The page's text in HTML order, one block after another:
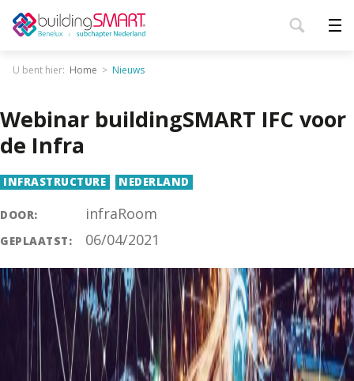
U bent hier: Home Nieuws
Webinar buildingSMART IFC voor
de Infra
INFRASTRUCTURE NEDERLAND
DOOR: infraRoom
GEPLAATST: 06/04/2021